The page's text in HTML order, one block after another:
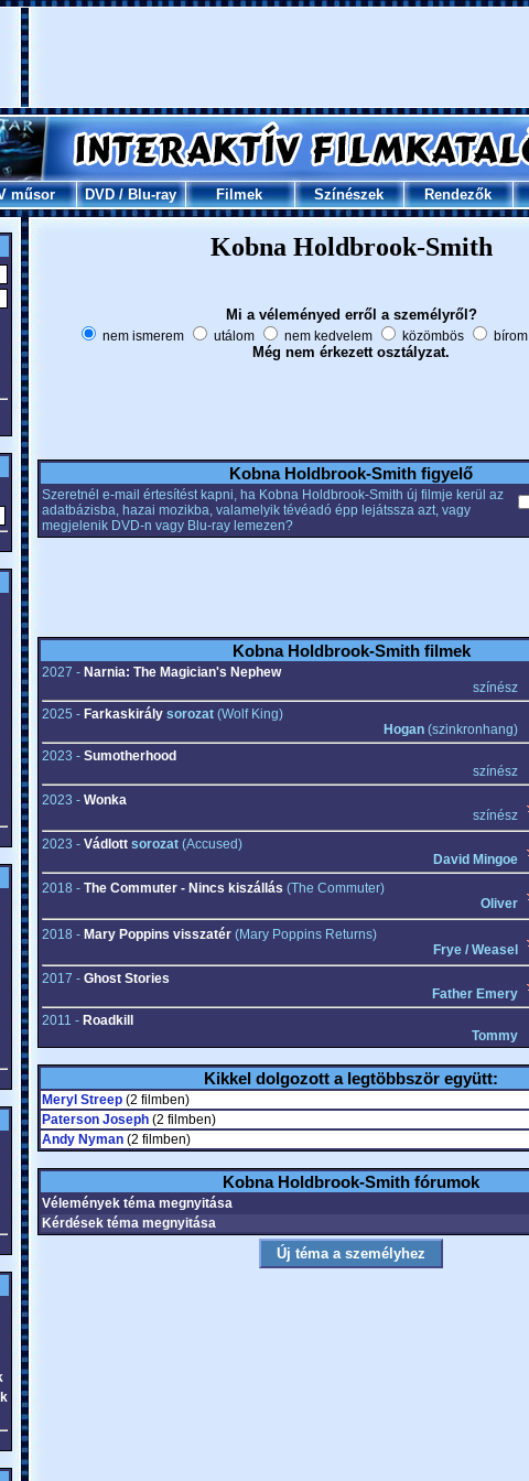
műsor DVD/Blu-ray Filmek Színészek Rendezők
Kobna Holdbrook-Smith
Mi a véleményed erről a személyről?
nem ismerem utálom nem kedvelem közömbös bírom
Még nem érkezett osztályzat.
Kobna Holdbrook-Smith figyelő
Szeretnél e-mail értesítést kapni, ha Kobna Holdbrook-Smith új filmje kerül az
adatbázisba, hazai mozikba, valamelyik tévéadó épp lejátssza azt, vagy
megjelenik DVD-n vagy Blu-ray lemezen?
Kobna Holdbrook-Smith filmek
2027 - Narnia: The Magician's Nephew
színész
2025 - Farkaskirály sorozat(Wolf King)
Hogan(szinkronhang)
2023 - Sumotherhood
színész
2023 - Wonka
színész
2023 - Vádlott sorozat(Accused)
David Mingoe
2018 - The Commuter - Nincs kiszállás (The Commuter)
Oliver
2018 - Mary Poppins visszatér(Mary Poppins Returns)
Frye / Weasel
2017 - Ghost Stories
Father Emery
2011 - Roadkill
Tommy
Kikkel dolgozott a legtöbbször együtt:
Meryl Streep(2 filmben)
Paterson Joseph(2 filmben)
Andy Nyman(2 filmben)
Kobna Holdbrook-Smith fórumok
Vélemények téma megnyitása
Kérdések téma megnyitása